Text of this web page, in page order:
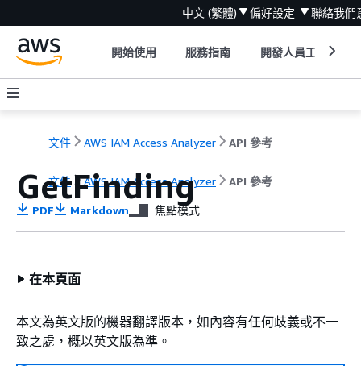
中文 (繁體) 偏好設定 聯絡我們
開始使用 服務指南 開發人員工具
文件 AWS IAM Access Analyzer API 參考
文件 AWS IAM Access Analyzer API 參考
GetFinding
PDF Markdown 焦點模式
在本頁面
本文為英文版的機器翻譯版本，如內容有任何歧義或不一
致之處，概以英文版為準。